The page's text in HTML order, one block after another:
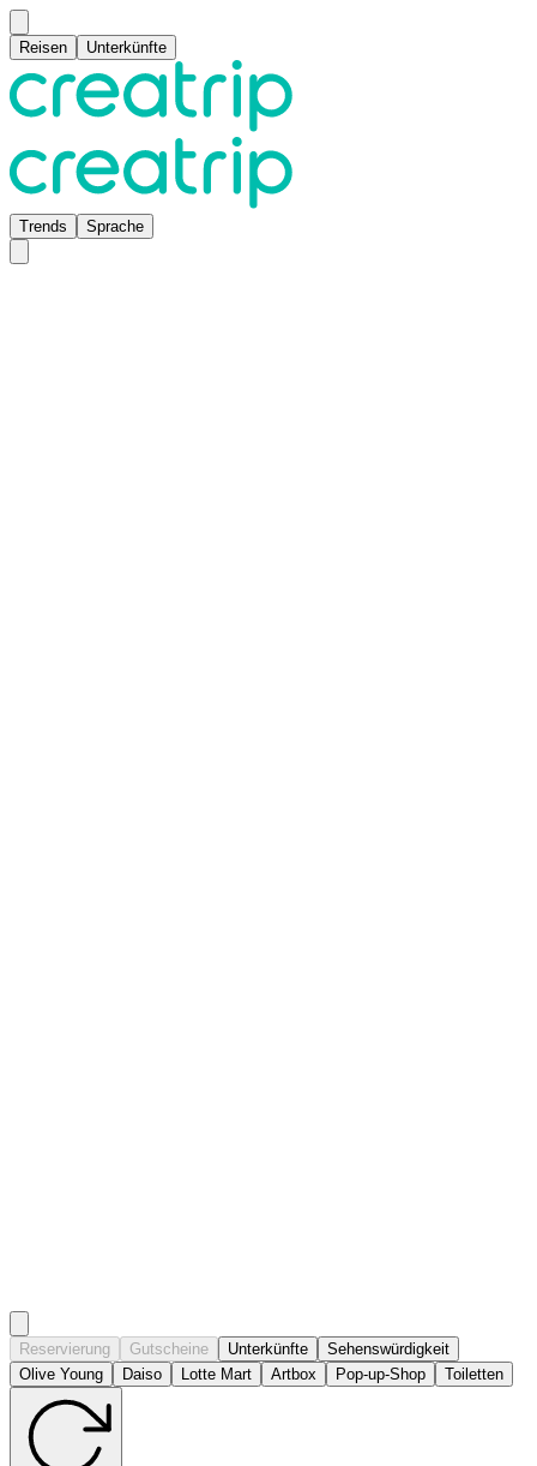
Reisen Unterkünfte
Trends Sprache
Reservierung Gutscheine Unterkünfte
Sehenswürdigkeit
Olive Young
Daiso Lotte Mart Artbox Pop-up-Shop Toiletten